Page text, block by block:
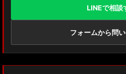
LINEで相談
フォームから問